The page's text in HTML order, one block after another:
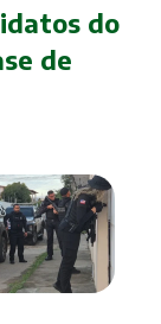
do
de